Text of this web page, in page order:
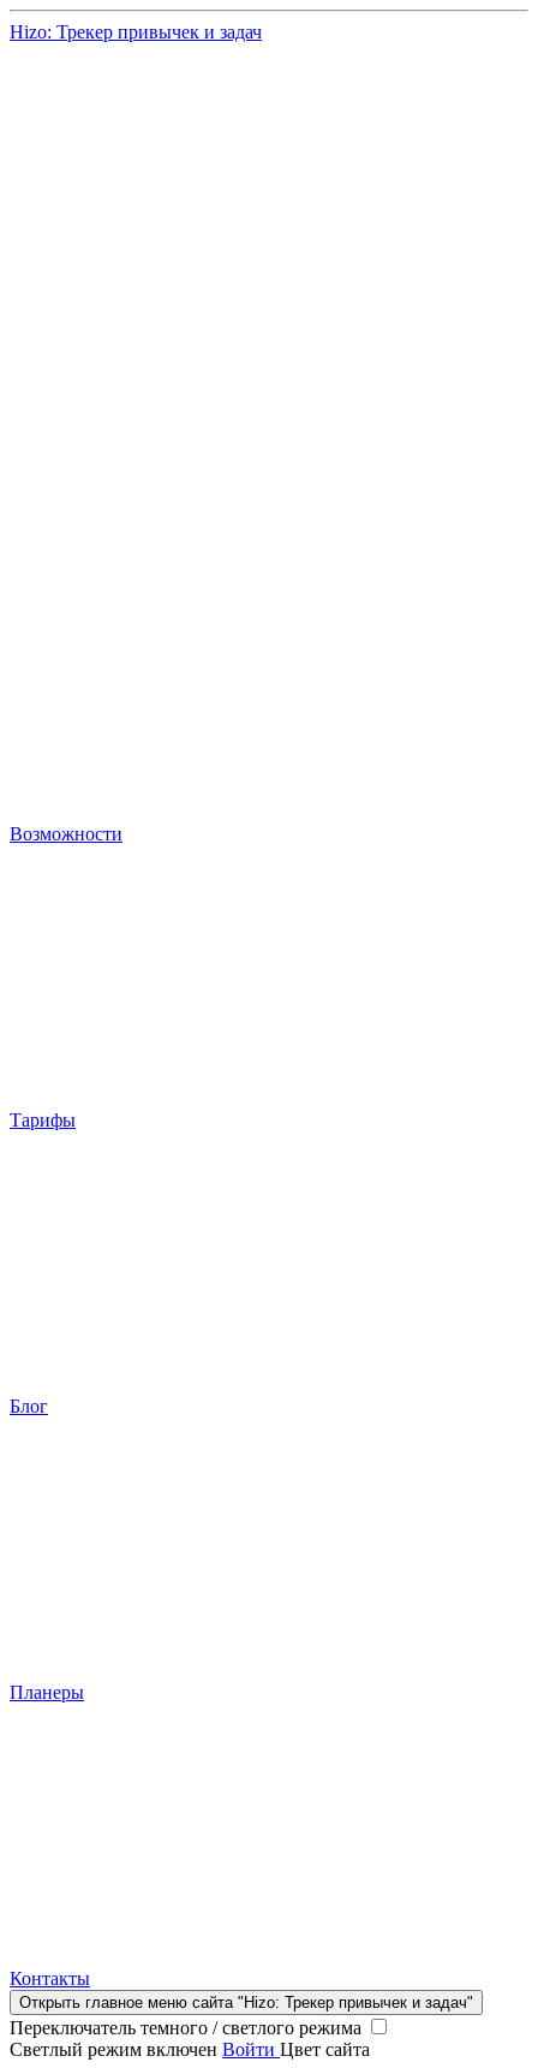
Hizo: Трекер привычек и задач
Возможности
Тарифы
Блог
Планеры
Контакты
Открыть главное меню сайта "Hizo: Трекер привычек и задач"
Переключатель темного / светлого режима
Светлый режим включен Войти Цвет сайта